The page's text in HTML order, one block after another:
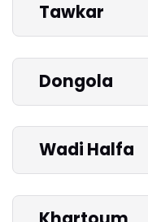
Tawkar
Dongola
Wadi Halfa